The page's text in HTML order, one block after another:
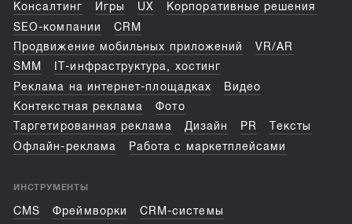
Консалтинг
Игры UX
Корпоративные решения
SEO-компании
CRM
Продвижение мобильных приложений
VR/AR
SMM
IT-инфраструктура, хостинг
Реклама на интернет-площадках
Видео
Контекстная реклама
Фото
Таргетированная реклама
Дизайн PR
Тексты
Офлайн-реклама
Работа с маркетплейсами
ИНСТРУМЕНТЫ
CMS Фреймворки
CRM-системы